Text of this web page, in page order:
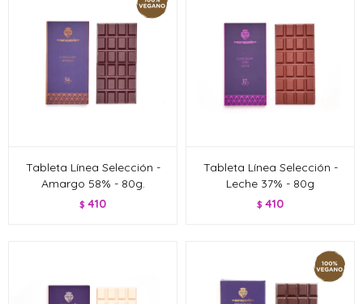
Tableta Línea Selección -
Amargo 58% - 80g.
$ 410
Tableta Línea Selección -
Leche 37% - 80g
$ 410